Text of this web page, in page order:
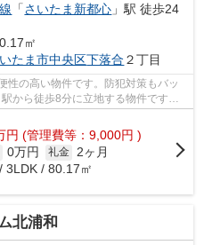
「さいたま新都心 」駅 徒歩24
㎡
たま市中央区下落合 ２丁目
性の高い物件です。防犯対策もバッ
から徒歩8分に立地する物件です。
社...
円 (管理費等：9,000円 )
0万円 礼金
2ヶ月
3LDK / 80.17㎡
北浦和